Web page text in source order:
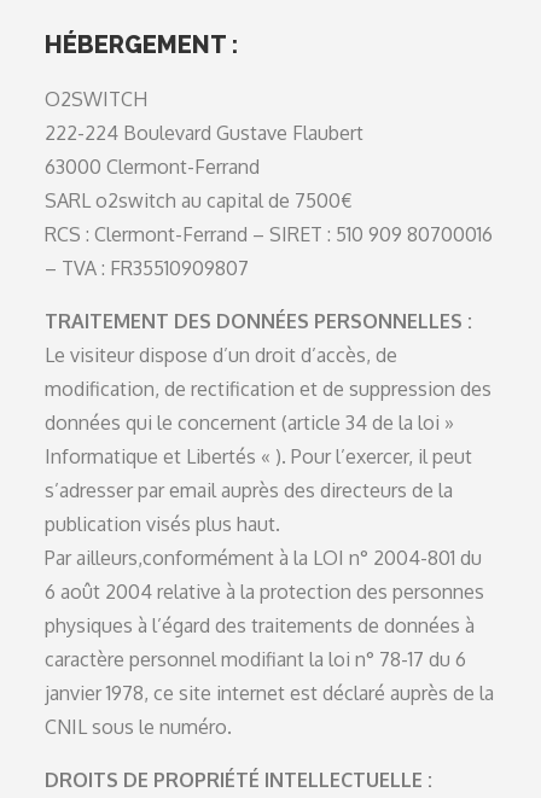
HÉBERGEMENT :
O2SWITCH
222-224 Boulevard Gustave Flaubert
63000 Clermont-Ferrand
SARL o2switch au capital de 7500€
RCS : Clermont-Ferrand – SIRET : 510 909 80700016
– TVA : FR35510909807
TRAITEMENT DES DONNÉES PERSONNELLES :
Le visiteur dispose d’un droit d’accès, de
modification, de rectification et de suppression des
données qui le concernent (article 34 de la loi »
Informatique et Libertés « ). Pour l’exercer, il peut
s’adresser par email auprès des directeurs de la
publication visés plus haut.
Par ailleurs,conformément à la LOI n° 2004-801 du
6 août 2004 relative à la protection des personnes
physiques à l’égard des traitements de données à
caractère personnel modifiant la loi n° 78-17 du 6
janvier 1978, ce site internet est déclaré auprès de la
CNIL sous le numéro.
DROITS DE PROPRIÉTÉ INTELLECTUELLE :